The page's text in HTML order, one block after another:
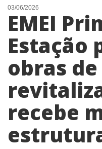
NOTÍCIAS
LISTA DIGITAL
CONTATO
ANUNCIE
03/06/2026
EMEI
Estação
obras de
recebe